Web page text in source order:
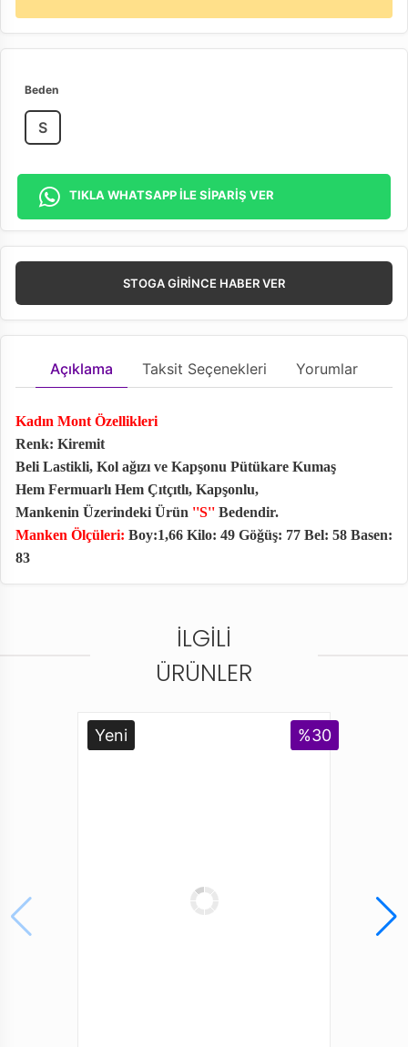
Beden
S
TIKLA WHATSAPP İLE SİPARİŞ VER
STOGA GIRINCE HABER VER
Açıklama Taksit Seçenekleri Yorumlar
Kadın Mont Özellikleri
Renk: Kiremit
Beli Lastikli, Kol ağızı ve Kapşonu Pütükare Kumaş
Hem Fermuarlı Hem Çıtçıtlı, Kapşonlu,
Mankenin Üzerindeki Ürün ''S'' Bedendir.
Manken Ölçüleri: Boy:1,66 Kilo: 49 Göğüş: 77 Bel: 58 Basen:
83
İLGILI
ÜRÜNLER
Yeni %30